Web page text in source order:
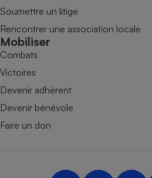
Soumettre un litige
Rencontrer une association locale
Mobiliser
Combats
Victoires
Devenir adhérent
Devenir bénévole
Faire un don